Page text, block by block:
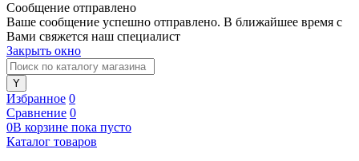
Сообщение отправлено
Ваше сообщение успешно отправлено. В ближайшее время с
Вами свяжется наш специалист
Закрыть окно
Избранное 0
Сравнение 0
0В корзине пока пусто
Каталог товаров